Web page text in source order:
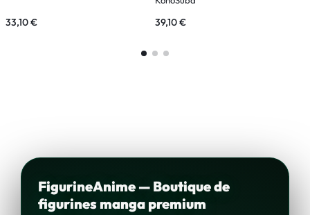
33,10€ 39,10€
FigurineAnime — Boutique de
figurines manga premium